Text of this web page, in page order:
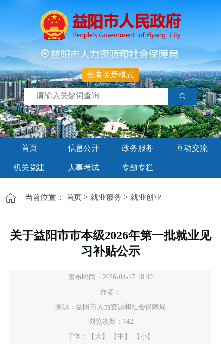
长者关爱模式
首页 信息公开 政务服务 互动交流
机关党建 人事考试 专题专栏
当前位置： 首页 > 就业服务 > 就业创业
关于益阳市市本级2026年第一批就业见
习补贴公示
发布时间：2026-04-17 18:09
作者：
来源：益阳市人力资源和社会保障局
浏览次数： 742
字体：
【大】 【中】 【小】